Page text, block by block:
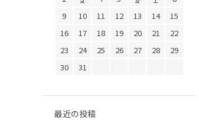
9
10 11 12 13 14
15
16
17 18 19 20 21
22
23
24 25 26 27 28
29
30
31
最近の投稿